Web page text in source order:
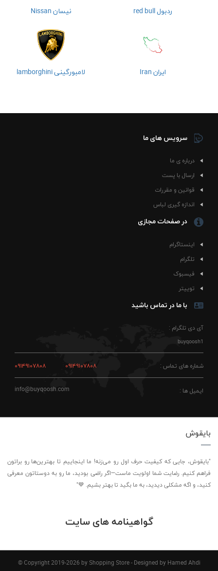
نیسان Nissan ردبول red bull
لامبورگینی lamborghini ایران Iran
سرویس های ما
درباره ی ما
ارسال با پست
قوانین و مقررات
اندازه گیری لباس
در صفحات مجازی
اینستاگرام
تلگرام
فیسبوک
توییتر
با ما در تماس باشید
آی دی تلگرام :
buyqoosh1
شماره های تماس : ۰۹۱۴۹۱۰۷۸۰۸ ۰۹۱۴۹۱۰۷۸۰۸
ایمیل ها : info@buyqoosh.com
بایقوش
"بایقوش، جایی که کیفیت حرف اول رو می‌زنه! ما اینجاییم تا بهترین‌ها رو براتون
فراهم کنیم. رضایت شما اولویت ماست—اگر راضی بودید، ما رو به دوستاتون معرفی
کنید، و اگه مشکلی دیدید، به ما بگید تا بهتر بشیم. 💙"
گواهینامه های سایت
© Copyright 2019-2026 by Shopping Store - Designed by Hamed Ahdi